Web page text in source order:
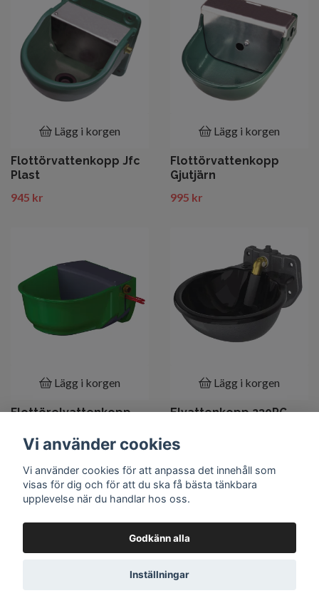
Lägg i korgen
Flottörvattenkopp Jfc
Plast
945 kr
Lägg i korgen
Flottörvattenkopp
Gjutjärn
995 kr
Lägg i korgen
Flottörelvattenkopp
1 795 kr
Lägg i korgen
Elvattenkopp 230PG
2 090 kr
Vi använder cookies
Vi använder cookies för att anpassa det innehåll som
visas för dig och för att du ska få bästa tänkbara
upplevelse när du handlar hos oss.
Godkänn alla
Inställningar